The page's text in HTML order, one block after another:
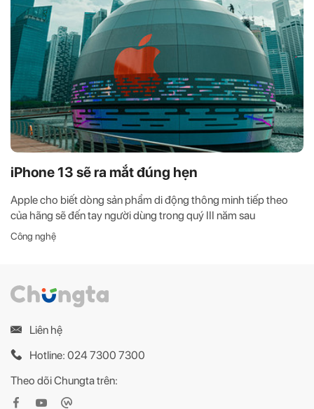
iPhone 13 sẽ ra mắt đúng hẹn
Apple cho biết dòng sản phẩm di động thông minh tiếp theo
của hãng sẽ đến tay người dùng trong quý III năm sau
Công nghệ
Liên hệ
Hotline: 024 7300 7300
Theo dõi Chungta trên: